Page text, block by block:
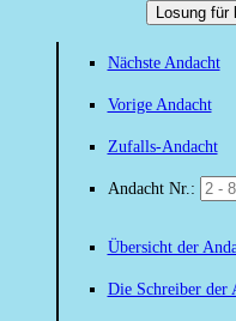
Losung für
Nächste Andacht
Vorige Andacht
Zufalls-Andacht
Andacht Nr.:
Übersicht der
Die Schreiber der